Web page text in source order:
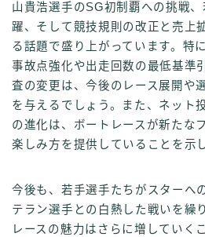
山貴浩選手のSG初制覇への挑戦
躍、そして競技規則の改正と売上
る話題で盛り上がっています。特
事故点強化や出走回数の最低基準
査の変更は、今後のレース展開や
を与えるでしょう。また、ネット
の進化は、ボートレースが新たな
楽しみ方を提供していることを示
今後も、若手選手たちがスターへ
テラン選手との白熱した戦いを繰
レースの魅力はさらに増していく